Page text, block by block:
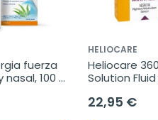
fuerza
100
HELIOCARE
Heliocare
Solution
Neoretin
22,95 €